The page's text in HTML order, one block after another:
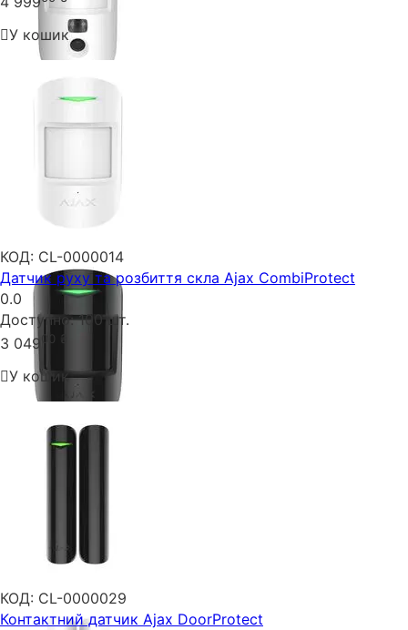
У кошик
КОД: CL-0000014
Датчик руху та розбиття скла Ajax CombiProtect
0.0
Доступно: 100 шт.
3 049 00 ₴
У кошик
КОД: CL-0000029
Контактний датчик Ajax DoorProtect